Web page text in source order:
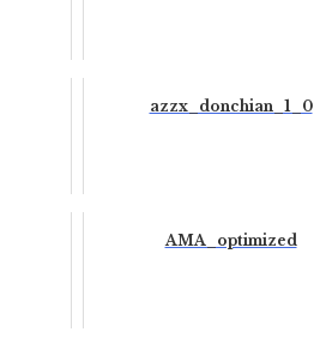
azzx_donchian_1_0
AMA_optimized